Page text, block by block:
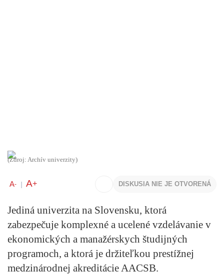
(Zdroj: Archív univerzity)
A- A+ DISKUSIA NIE JE OTVORENÁ
Jediná univerzita na Slovensku, ktorá
zabezpečuje komplexné a ucelené vzdelávanie v
ekonomických a manažérskych študijných
programoch, a ktorá je držiteľkou prestížnej
medzinárodnej akreditácie AACSB.